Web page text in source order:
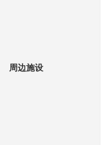
周边施设